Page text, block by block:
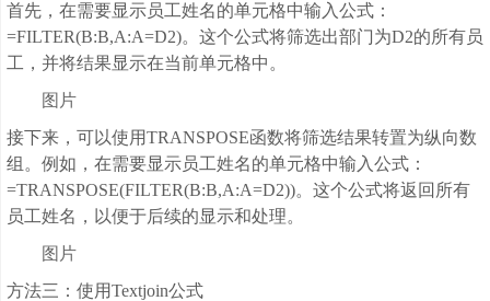
首先，在需要显示员工姓名的单元格中输入公式：
=FILTER(B:B,A:A=D2)。这个公式将筛选出部门为D2的所有员
工，并将结果显示在当前单元格中。
图片
接下来，可以使用TRANSPOSE函数将筛选结果转置为纵向数
组。例如，在需要显示员工姓名的单元格中输入公式：
=TRANSPOSE(FILTER(B:B,A:A=D2))。这个公式将返回所有
员工姓名，以便于后续的显示和处理。
图片
方法三：使用Textjoin公式